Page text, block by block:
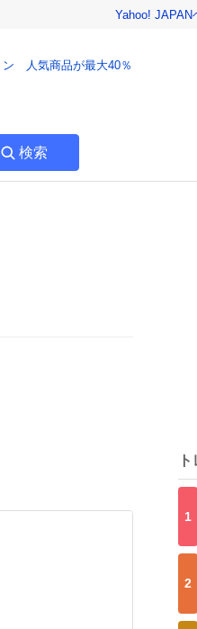
Yahoo! JAPAN
ン 人気商品が最大40％
検索
1
2